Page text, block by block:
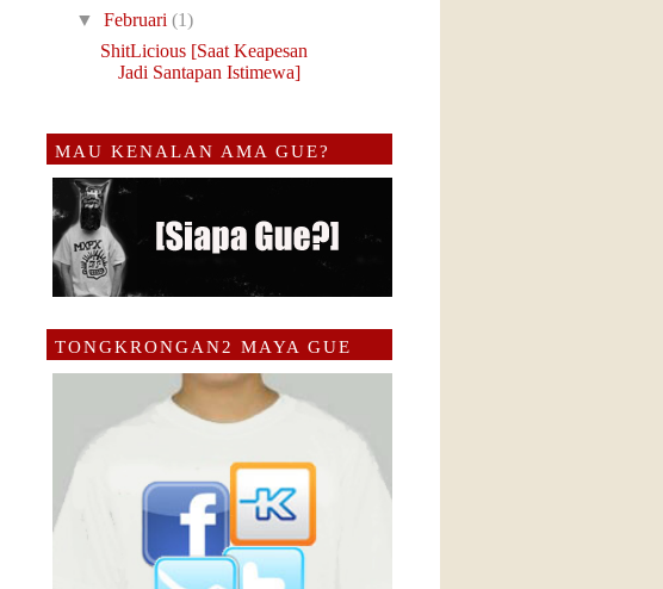
▼Februari(1)
ShitLicious [Saat Keapesan
Jadi Santapan Istimewa]
MAU KENALAN AMA GUE?
TONGKRONGAN2 MAYA GUE